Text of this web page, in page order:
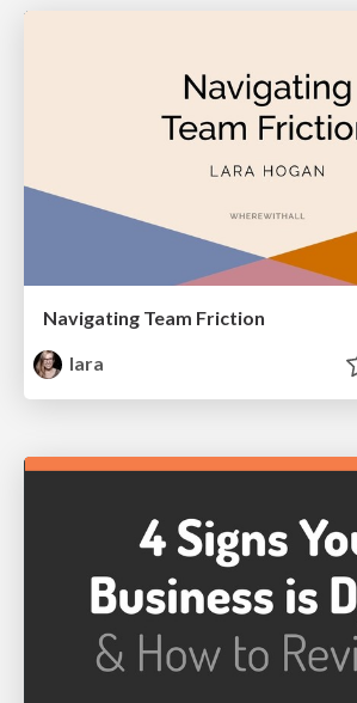
Navigating Team Friction
lara